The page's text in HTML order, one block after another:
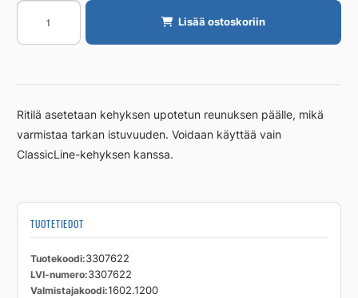
Ritilä
Unidrain
1200mm
RST
määrä
Lisää ostoskoriin
Ritilä asetetaan kehyksen upotetun reunuksen päälle, mikä
varmistaa tarkan istuvuuden. Voidaan käyttää vain
ClassicLine-kehyksen kanssa.
TUOTETIEDOT
Tuotekoodi 3307622
LVI-numero 3307622
Valmistajakoodi 1602.1200